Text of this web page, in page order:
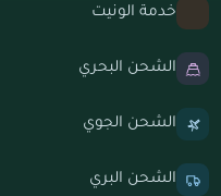
خدمة الونيت
الشحن البحري
الشحن الجوي
الشحن البري